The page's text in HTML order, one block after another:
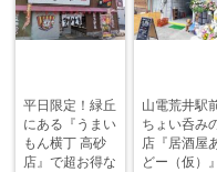
平日限定！緑丘
にある『うまい
もん横丁 高砂
店』で超お得な
山電荒井駅
ちょい呑み
店『居酒屋
どー（仮）